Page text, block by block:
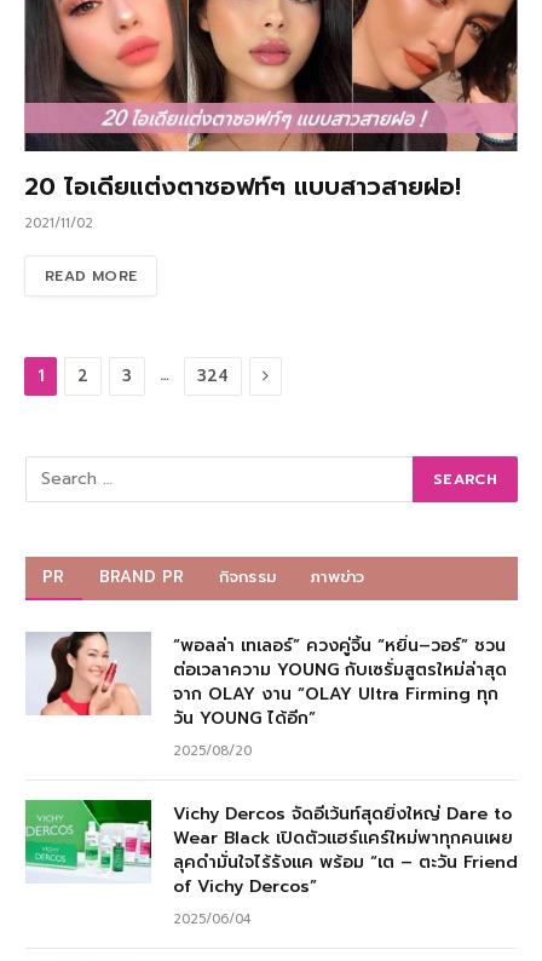
20 ไอเดียแต่งตาซอฟท์ๆ แบบสาวสายฝอ!
2021/11/02
READ MORE
1 2 3 … 324 Next
PR BRAND PR กิจกรรม ภาพข่าว
“พอลล่า เทเลอร์” ควงคู่จิ้น “หยิ่น–วอร์” ชวน
ต่อเวลาความ YOUNG กับเซรั่มสูตรใหม่ล่าสุด
จาก OLAY งาน “OLAY Ultra Firming ทุก
วัน YOUNG ได้อีก”
2025/08/20
Vichy Dercos จัดอีเว้นท์สุดยิ่งใหญ่ Dare to
Wear Black เปิดตัวแฮร์แคร์ใหม่พาทุกคนเผย
ลุคดำมั่นใจไร้รังแค พร้อม “เต – ตะวัน Friend
of Vichy Dercos”
2025/06/04